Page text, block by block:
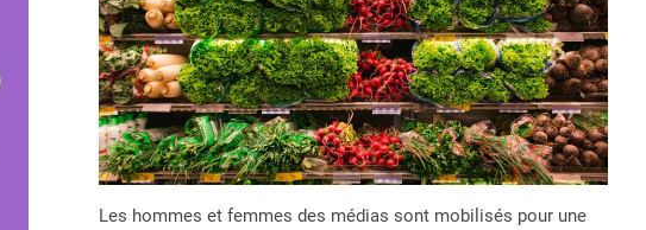
Les hommes et femmes des médias sont mobilisés pour une